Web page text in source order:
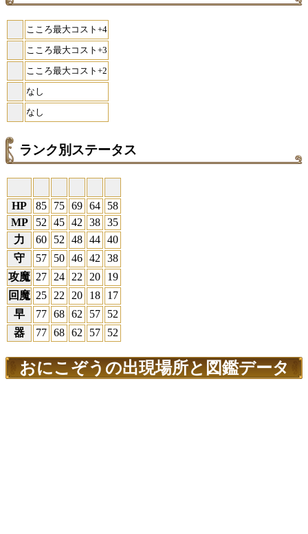
こころ最大コスト+4
こころ最大コスト+3
こころ最大コスト+2
なし
なし
ランク別ステータス
HP 85 75 69 64
58
MP
52 45 42 38 35
力
60 52 48 44 40
守
57 50 46 42 38
攻魔 27 24 22 20
19
回魔 25 22 20 18
17
早
77 68 62 57
52
器
77 68 62 57 52
おにこぞうの出現場所と図鑑データ